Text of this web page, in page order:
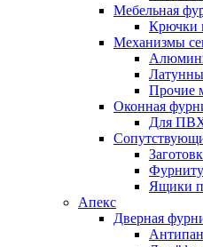
Мебельная
Крючки
Механизмы
Прочие
Оконная
Для
Ящики
Апекс
Дверная